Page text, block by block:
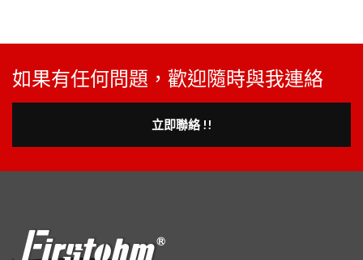
如果有任何問題，歡迎隨時與我連絡
立即聯絡 !!